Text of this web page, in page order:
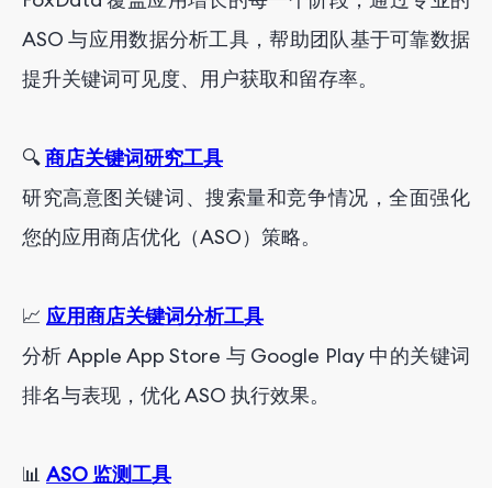
ASO 与应用数据分析工具，帮助团队基于可靠数据
提升关键词可见度、用户获取和留存率。
🔍商店关键词研究工具
研究高意图关键词、搜索量和竞争情况，全面强化
您的应用商店优化（ASO）策略。
📈 应用商店关键词分析工具
分析 Apple App Store 与 Google Play 中的关键词
排名与表现，优化 ASO 执行效果。
📊 ASO 监测工具